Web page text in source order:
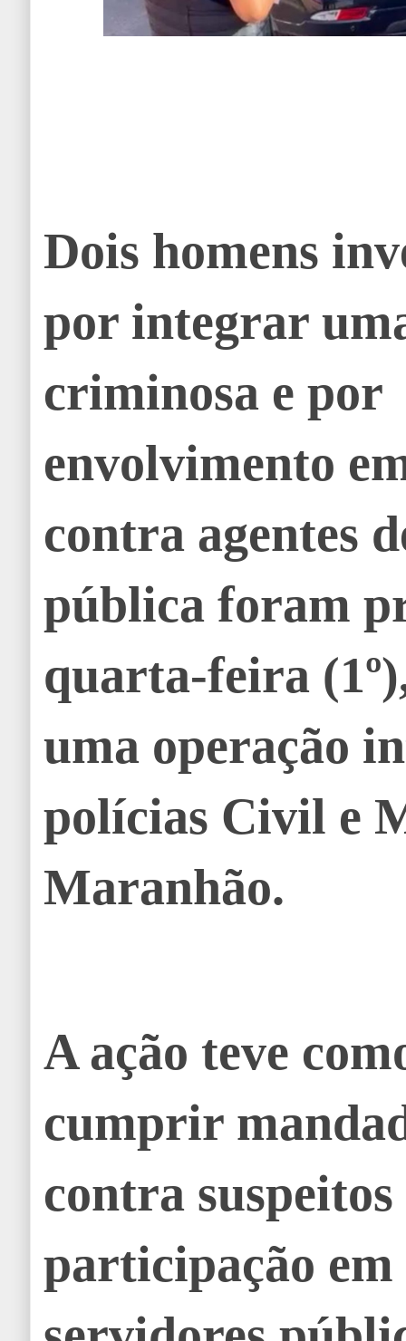
Dois homens
por integrar
criminosa e por
envolvimento
contra agentes
pública foram
quarta-feira
uma operação
polícias Civil e
Maranhão.
A ação teve
cumprir
contra suspeitos
participação em